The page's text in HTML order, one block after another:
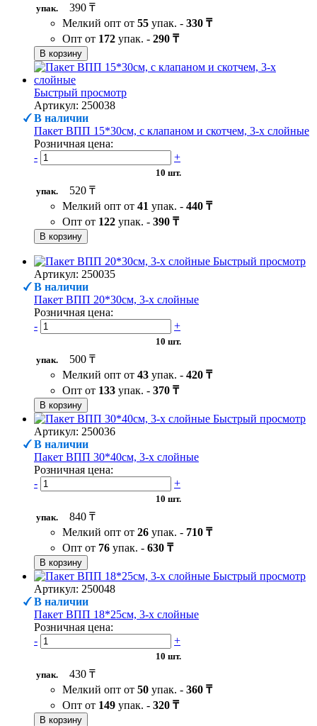
упак.
390 ₸
Мелкий опт от 55 упак. - 330 ₸
Опт от 172 упак. - 290 ₸
В корзину
Быстрый просмотр
Артикул: 250038
В наличии
Пакет ВПП 15*30см, с клапаном и скотчем, 3-х слойные
Розничная цена:
-
+
10 шт.
упак.
520 ₸
Мелкий опт от 41 упак. - 440 ₸
Опт от 122 упак. - 390 ₸
В корзину
Быстрый просмотр
Артикул: 250035
В наличии
Пакет ВПП 20*30см, 3-х слойные
Розничная цена:
-
+
10 шт.
упак.
500 ₸
Мелкий опт от 43 упак. - 420 ₸
Опт от 133 упак. - 370 ₸
В корзину
Быстрый просмотр
Артикул: 250036
В наличии
Пакет ВПП 30*40см, 3-х слойные
Розничная цена:
-
+
10 шт.
упак.
840 ₸
Мелкий опт от 26 упак. - 710 ₸
Опт от 76 упак. - 630 ₸
В корзину
Быстрый просмотр
Артикул: 250048
В наличии
Пакет ВПП 18*25см, 3-х слойные
Розничная цена:
-
+
10 шт.
упак.
430 ₸
Мелкий опт от 50 упак. - 360 ₸
Опт от 149 упак. - 320 ₸
В корзину